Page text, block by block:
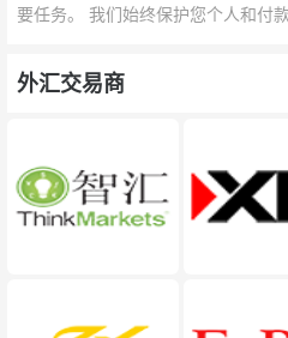
要任务。 我们始终保护您个人和付
外汇交易商